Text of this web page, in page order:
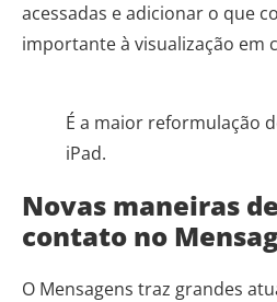
acessadas e adicionar o que
importante à visualização em
É a maior reformulação
iPad.
Novas maneiras
contato no
O Mensagens traz grandes